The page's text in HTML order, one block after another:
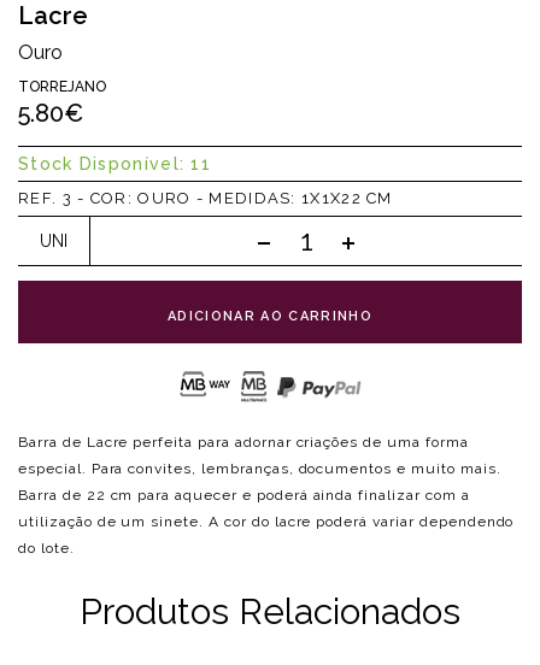
Lacre
Ouro
TORREJANO
5.80€
Stock Disponível: 11
REF. 3 - COR: OURO - MEDIDAS: 1X1X22 CM
UNI
ADICIONAR AO CARRINHO
Barra de Lacre perfeita para adornar criações de uma forma
especial. Para convites, lembranças, documentos e muito mais.
Barra de 22 cm para aquecer e poderá ainda finalizar com a
utilização de um sinete. A cor do lacre poderá variar dependendo
do lote.
Produtos Relacionados